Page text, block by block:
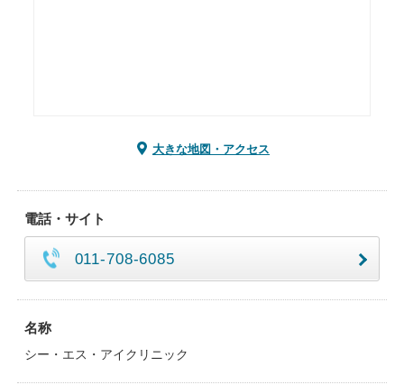
大きな地図・アクセス
電話・サイト
011-708-6085
名称
シー・エス・アイクリニック